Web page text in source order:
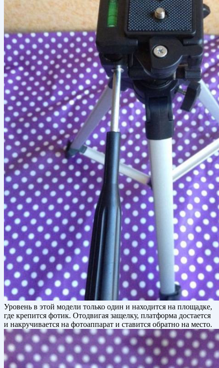
Уровень в этой модели только один и находится на площадке,
где крепится фотик. Отодвигая защелку, платформа достается
и накручивается на фотоаппарат и ставится обратно на место.